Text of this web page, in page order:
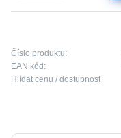
Číslo produktu:
EAN kód:
Hlídat cenu / dostupnost